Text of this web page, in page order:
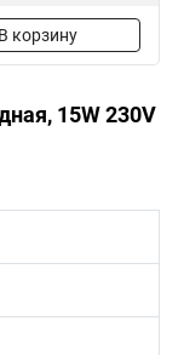
В корзину
15W 230V